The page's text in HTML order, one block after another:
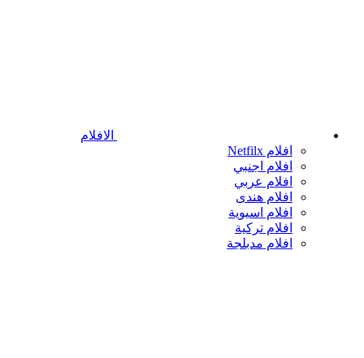
الافلام
افلام Netfilx
افلام اجنبي
افلام عربي
افلام هندى
افلام اسيوية
افلام تركية
افلام مدبلجة